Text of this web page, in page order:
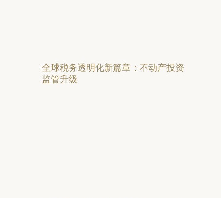
全球税务透明化新篇章：不动产投资
监管升级